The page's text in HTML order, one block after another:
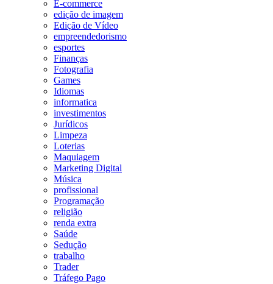
E-commerce
edição de imagem
Edição de Vídeo
empreendedorismo
esportes
Finanças
Fotografia
Games
Idiomas
informatica
investimentos
Jurídicos
Limpeza
Loterias
Maquiagem
Marketing Digital
Música
profissional
Programação
religião
renda extra
Saúde
Sedução
trabalho
Trader
Tráfego Pago